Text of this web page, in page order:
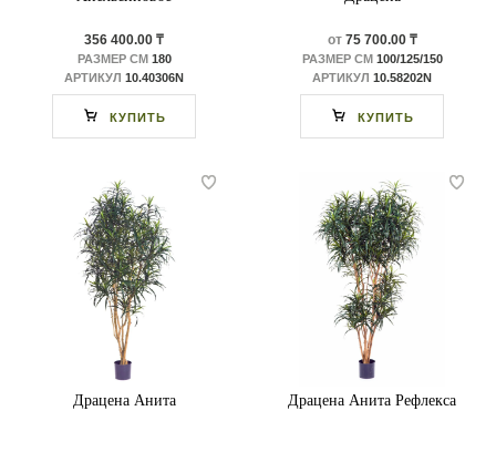
356 400.00 ₸
РАЗМЕР СМ 180
АРТИКУЛ 10.40306N
КУПИТЬ
от75 700.00 ₸
РАЗМЕР СМ 100/125/150
АРТИКУЛ 10.58202N
КУПИТЬ
Драцена Анита Драцена Анита Рефлекса